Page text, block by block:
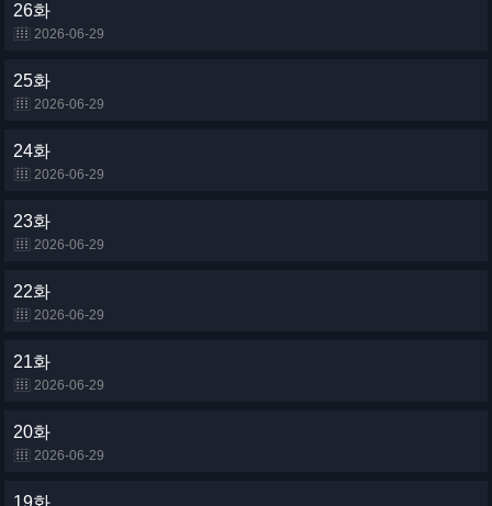
26화
2026-06-29
25화
2026-06-29
24화
2026-06-29
23화
2026-06-29
22화
2026-06-29
21화
2026-06-29
20화
2026-06-29
19화